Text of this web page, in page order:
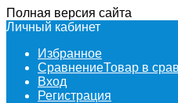
Полная версия сайта
Личный кабинет
Избранное
СравнениеТовар в
Вход
Регистрация